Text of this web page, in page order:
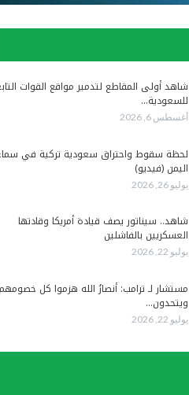
شاهد أولى المقاطع لتدمير مواقع القوات
للسعودية…
أغسطس 6, 2026
لحظة سقوط واحتراق سعودية تركية في
اليمن (فيديو)
يوليو 26, 2026
شاهد.. سيناتور يصف قيادة أمريكا وقادتها
العسكريين بالفاشلين
يوليو 22, 2026
مستشار لـ ترامب: أنصارُ الله هزموا كل
ويتحدون…
يوليو 22, 2026